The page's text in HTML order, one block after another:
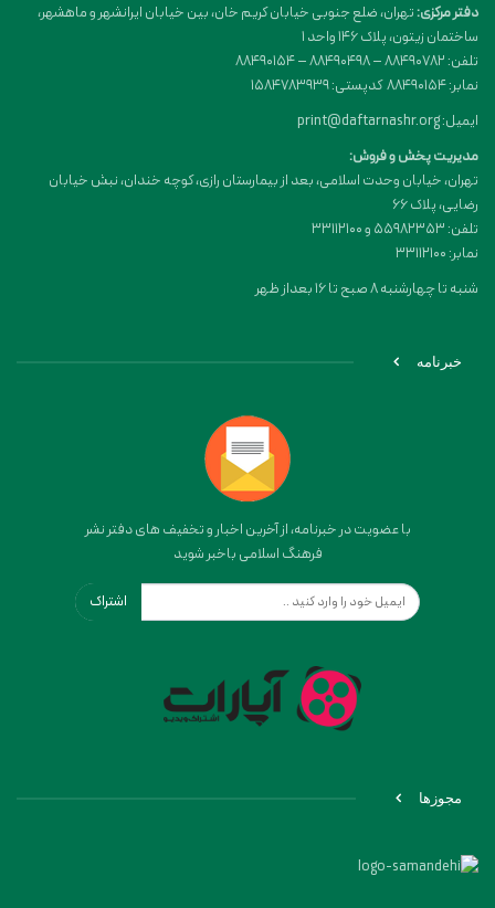
دفتر مرکزی:تهران، ضلع جنوبی خیابان کریم خان، بین خیابان ایرانشهر و ماهشهر،
ساختمان زیتون، پلاک 146 واحد 1
تلفن: 88490782 – 88490498 – 88490154
نمابر: 88490154 کدپستی: 1584783939
ایمیل: print@daftarnashr.org
مدیریت پخش و فروش:
تهران، خیابان وحدت اسلامی، بعد از بیمارستان رازی، کوچه خندان، نبش خیابان
رضایی، پلاک ۶۶
تلفن: 55982353 و 33112100
نمابر: 33112100
شنبه تا چهارشنبه 8 صبح تا 16 بعداز ظهر
خبرنامه
با عضویت در خبرنامه، از آخرین اخبار و تخفیف های دفتر نشر
فرهنگ اسلامی باخبر شوید
اشتراک
مجوزها